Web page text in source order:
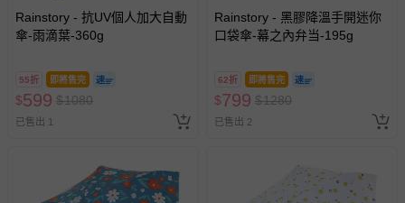
退貨，您可至『查詢訂單』>『已出貨』中查詢該筆訂單，
並點選『我要退貨』即可進行申請。若有相關退貨問題，請
與服務，謝謝。
針對滿件折/滿額贈…等活動，如因部份退貨，而該訂單保
Rainstory - 抗UV個人加大自動
傘-雨滴葉-360g
55折 即將售完
$599 $1080
已售出 1
Rainstory - 黑膠降溫手開迷你
口袋傘-幕之內弁当-195g
62折 即將售完
$799 $1280
已售出 2